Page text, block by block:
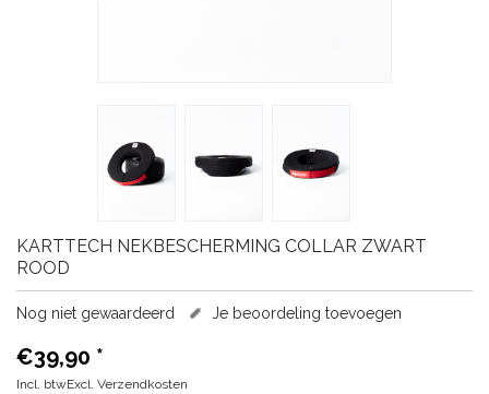
KARTTECH NEKBESCHERMING COLLAR ZWART
ROOD
Nog niet gewaardeerd Je beoordeling toevoegen
€39,90 *
Incl. btwExcl. Verzendkosten